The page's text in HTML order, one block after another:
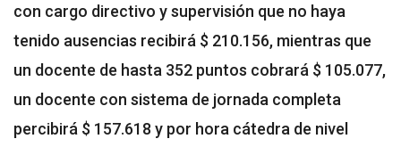
con cargo directivo y supervisión que no haya
tenido ausencias recibirá $ 210.156, mientras que
un docente de hasta 352 puntos cobrará $ 105.077,
un docente con sistema de jornada completa
percibirá $ 157.618 y por hora cátedra de nivel